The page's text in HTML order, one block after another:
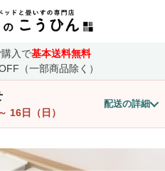
入で基本送料無料
（一部商品除く）
～ 16日（日）
配送の詳細